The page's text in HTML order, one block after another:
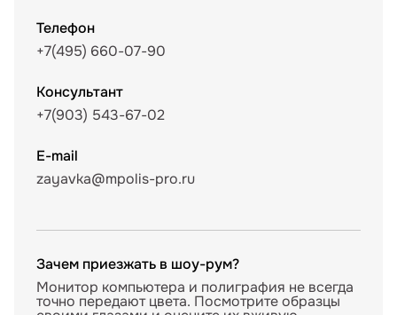
Телефон
+7(495) 660-07-90
Консультант
+7(903) 543-67-02
E-mail
zayavka@mpolis-pro.ru
Зачем приезжать в шоу-рум?
Монитор компьютера и полиграфия не всегда
точно передают цвета. Посмотрите образцы